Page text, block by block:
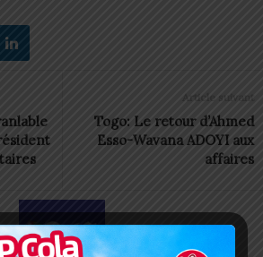
Article suivant
Togo: Le retour d’Ahmed
Esso-Wavana ADOYI aux
affaires